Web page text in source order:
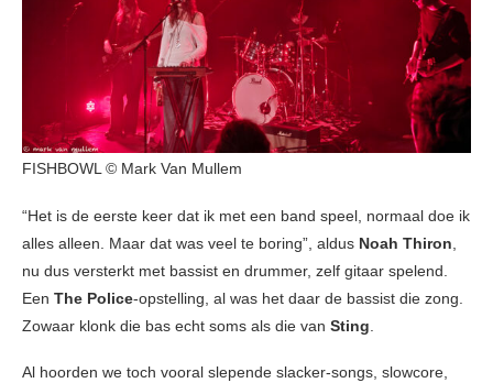
FISHBOWL © Mark Van Mullem
“Het is de eerste keer dat ik met een band speel, normaal doe ik
alles alleen. Maar dat was veel te boring”, aldus Noah Thiron
nu dus versterkt met bassist en drummer, zelf gitaar spelend.
Een The Police-opstelling, al was het daar de bassist die zong.
Zowaar klonk die bas echt soms als die van Sting
Al hoorden we toch vooral slepende slacker-songs, slowcore,